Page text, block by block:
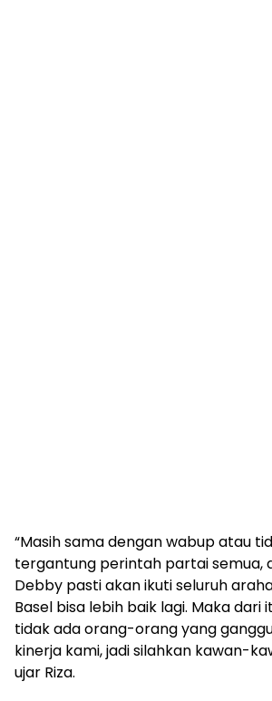
“Masih sama dengan wabup atau
tergantung perintah partai semua,
Debby pasti akan ikuti seluruh
Basel bisa lebih baik lagi. Maka dari
tidak ada orang-orang yang
kinerja kami, jadi silahkan kawan-
ujar Riza.